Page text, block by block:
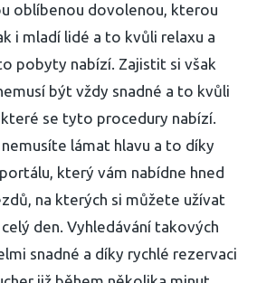
oblíbenou dovolenou, kterou
i mladí lidé a to kvůli relaxu a
pobyty nabízí. Zajistit si však
být vždy snadné a to kvůli
se tyto procedury nabízí.
nemusíte lámat hlavu a to díky
který vám nabídne hned
na kterých si můžete užívat
den. Vyhledávání takových
snadné a díky rychlé rezervaci